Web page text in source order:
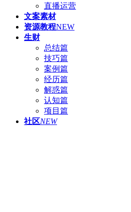
直播运营
文案素材
资源教程NEW
生财
总结篇
技巧篇
案例篇
经历篇
解惑篇
认知篇
项目篇
社区NEW